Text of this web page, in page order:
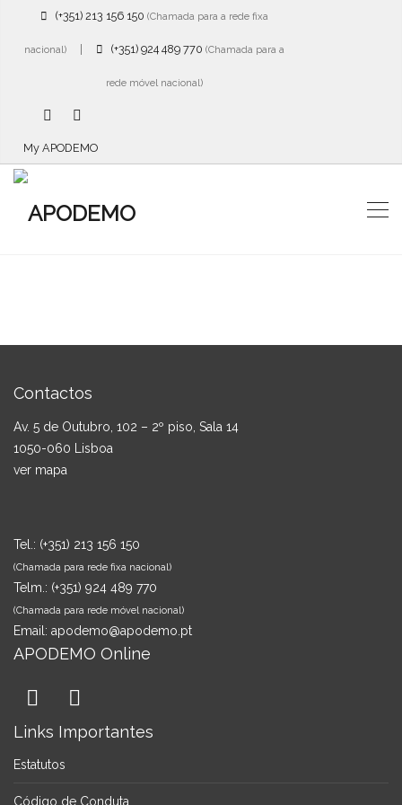
(+351) 213 156 150 (Chamada para a rede fixa
nacional)| (+351) 924 489 770 (Chamada para a
rede móvel nacional)
My APODEMO
Contactos
Av. 5 de Outubro, 102 – 2º piso, Sala 14
1050-060 Lisboa
ver mapa
Tel.: (+351) 213 156 150
(Chamada para rede fixa nacional)
Telm.: (+351) 924 489 770
(Chamada para rede móvel nacional)
Email: apodemo@apodemo.pt
APODEMO Online
Links Importantes
Estatutos
Código de Conduta